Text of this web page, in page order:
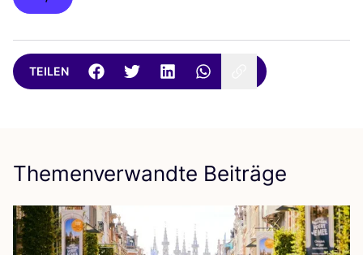
TEILEN
Themenverwandte Beiträge